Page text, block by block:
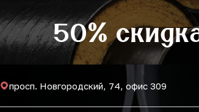
50%
просп. Новгородский, 74, офис 309